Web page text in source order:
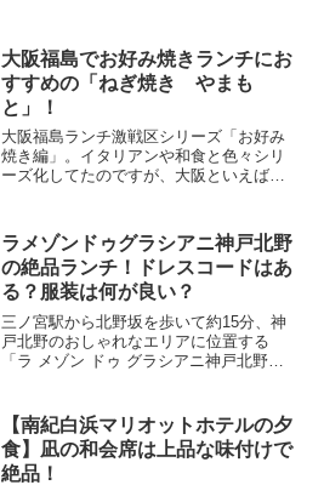
生姜醤油で食べるおでんは...
大阪福島でお好み焼きランチにお
すすめの「ねぎ焼き やまも
と」！
大阪福島ランチ激戦区シリーズ「お好み
焼き編」。イタリアンや和食と色々シリ
ーズ化してたのですが、大阪といえばや
ど、店舗もキレイなほたるまち店のねぎ
焼きやまもとへ行って来まし...
ラメゾンドゥグラシアニ神戸北野
の絶品ランチ！ドレスコードはあ
る？服装は何が良い？
三ノ宮駅から北野坂を歩いて約15分、神
戸北野のおしゃれなエリアに位置する
「ラ メゾン ドゥ グラシアニ神戸北野」
ミシュラン一つ星に輝く美味しいフレン
チをランチならリー...
【南紀白浜マリオットホテルの夕
食】凪の和会席は上品な味付けで
絶品！